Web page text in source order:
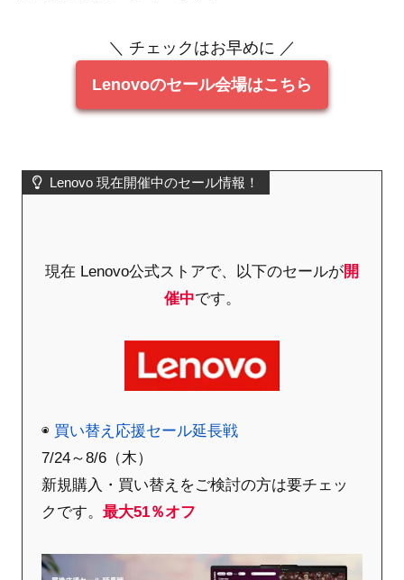
＼ チェックはお早めに ／
Lenovoのセール会場はこちら
Lenovo 現在開催中のセール情報！
現在 Lenovo公式ストアで、以下のセールが開
催中です。
◉ 買い替え応援セール延長戦
7/24～8/6（木）
新規購入・買い替えをご検討の方は要チェッ
クです。 最大51％オフ